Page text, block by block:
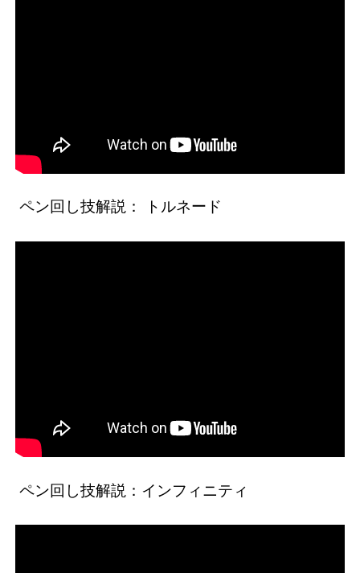
ペン回し技解説： トルネード
ペン回し技解説：インフィニティ